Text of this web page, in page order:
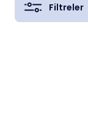
Filtreler